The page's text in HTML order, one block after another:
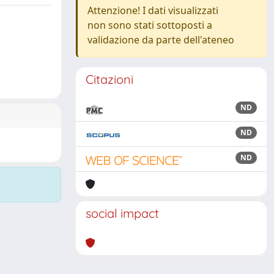
Attenzione! I dati visualizzati
non sono stati sottoposti a
validazione da parte dell'ateneo
Citazioni
ND
ND
ND
social impact